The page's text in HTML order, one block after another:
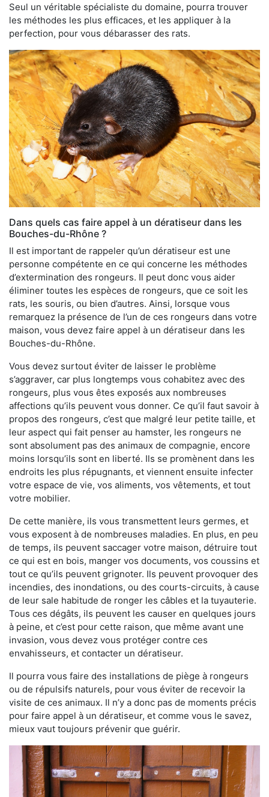
Seul un véritable spécialiste du domaine, pourra trouver
les méthodes les plus efficaces, et les appliquer à la
perfection, pour vous débarasser des rats.
Dans quels cas faire appel à un dératiseur dans les
Bouches-du-Rhône ?
Il est important de rappeler qu’un dératiseur est une
personne compétente en ce qui concerne les méthodes
d’extermination des rongeurs. Il peut donc vous aider
éliminer toutes les espèces de rongeurs, que ce soit les
rats, les souris, ou bien d’autres. Ainsi, lorsque vous
remarquez la présence de l’un de ces rongeurs dans votre
maison, vous devez faire appel à un dératiseur dans les
Bouches-du-Rhône.
Vous devez surtout éviter de laisser le problème
s’aggraver, car plus longtemps vous cohabitez avec des
rongeurs, plus vous êtes exposés aux nombreuses
affections qu’ils peuvent vous donner. Ce qu’il faut savoir à
propos des rongeurs, c’est que malgré leur petite taille, et
leur aspect qui fait penser au hamster, les rongeurs ne
sont absolument pas des animaux de compagnie, encore
moins lorsqu’ils sont en liberté. Ils se promènent dans les
endroits les plus répugnants, et viennent ensuite infecter
votre espace de vie, vos aliments, vos vêtements, et tout
votre mobilier.
De cette manière, ils vous transmettent leurs germes, et
vous exposent à de nombreuses maladies. En plus, en peu
de temps, ils peuvent saccager votre maison, détruire tout
ce qui est en bois, manger vos documents, vos coussins et
tout ce qu’ils peuvent grignoter. Ils peuvent provoquer des
incendies, des inondations, ou des courts-circuits, à cause
de leur sale habitude de ronger les câbles et la tuyauterie.
Tous ces dégâts, ils peuvent les causer en quelques jours
à peine, et c’est pour cette raison, que même avant une
invasion, vous devez vous protéger contre ces
envahisseurs, et contacter un dératiseur.
Il pourra vous faire des installations de piège à rongeurs
ou de répulsifs naturels, pour vous éviter de recevoir la
visite de ces animaux. Il n’y a donc pas de moments précis
pour faire appel à un dératiseur, et comme vous le savez,
mieux vaut toujours prévenir que guérir.